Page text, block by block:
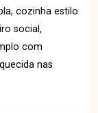
cozinha estilo
social,
com
nas